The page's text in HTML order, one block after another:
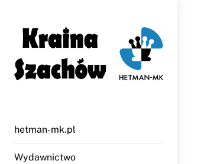
content
hetman-mk.pl
Wydawnictwo